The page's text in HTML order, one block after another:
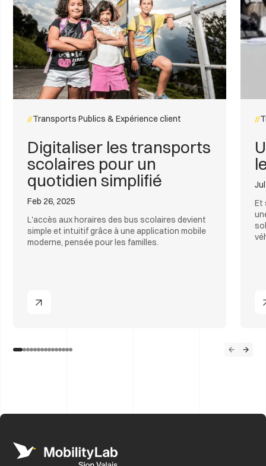
Transports Publics & Expérience client
Digitaliser les transports
scolaires pour un
quotidien simplifié
Feb 26, 2025
L'accès aux horaires des bus scolaires devient
simple et intuitif grâce à une application mobile
moderne, pensée pour les familles.
Et